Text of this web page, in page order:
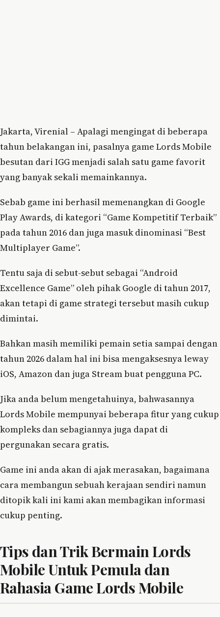
Jakarta, Virenial – Apalagi mengingat di beberapa
tahun belakangan ini, pasalnya game Lords Mobile
besutan dari IGG menjadi salah satu game favorit
yang banyak sekali memainkannya.
Sebab game ini berhasil memenangkan di Google
Play Awards, di kategori “Game Kompetitif Terbaik”
pada tahun 2016 dan juga masuk dinominasi “Best
Multiplayer Game”.
Tentu saja di sebut-sebut sebagai “Android
Excellence Game” oleh pihak Google di tahun 2017,
akan tetapi di game strategi tersebut masih cukup
dimintai.
Bahkan masih memiliki pemain setia sampai dengan
tahun 2026 dalam hal ini bisa mengaksesnya leway
iOS, Amazon dan juga Stream buat pengguna PC.
Jika anda belum mengetahuinya, bahwasannya
Lords Mobile mempunyai beberapa fitur yang cukup
kompleks dan sebagiannya juga dapat di
pergunakan secara gratis.
Game ini anda akan di ajak merasakan, bagaimana
cara membangun sebuah kerajaan sendiri namun
ditopik kali ini kami akan membagikan informasi
cukup penting.
Tips dan Trik Bermain Lords
Mobile Untuk Pemula dan
Rahasia Game Lords Mobile